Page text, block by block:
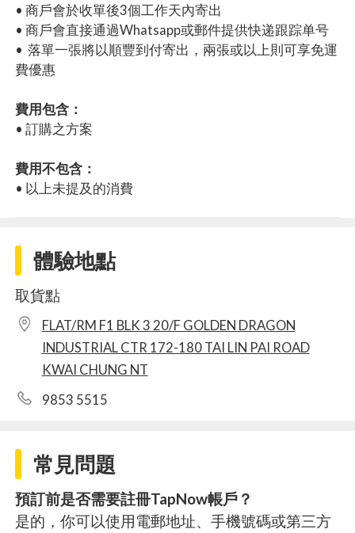
• 商戶會於收單後3個工作天內寄出
• 商戶會直接通過Whatsapp或郵件提供快递跟踪单号
• 落單一張將以順豐到付寄出，兩張或以上則可享免運
費優惠
費用包含：
• 訂購之方案
費用不包含：
• 以上未提及的消費
體驗地點
取貨點
FLAT/RM F1 BLK 3 20/F GOLDEN DRAGON
INDUSTRIAL CTR 172-180 TAI LIN PAI ROAD
KWAI CHUNG NT
9853 5515
常見問題
預訂前是否需要註冊TapNow帳戶？
是的，你可以使用電郵地址、手機號碼或第三方